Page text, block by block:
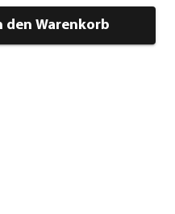
den Warenkorb